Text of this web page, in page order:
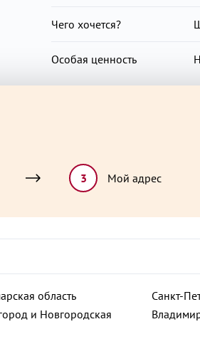
Чего хочется?
Особая ценность
3 Мой адрес
область
Санкт-
и Новгородская